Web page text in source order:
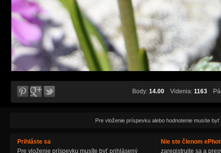
Body: 14.00 Videnia: 1163
Pre vloženie príspevku alebo hodnotenie musíte byť
Prihláste sa
Pre vloženie príspevku musíte byť prihlásený
Nie ste členom
zaregistrujte sa a